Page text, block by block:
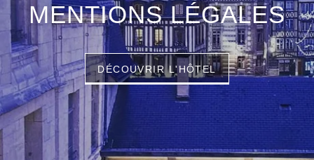
MENTIONS LÉGALES
DÉCOUVRIR L'HÔTEL